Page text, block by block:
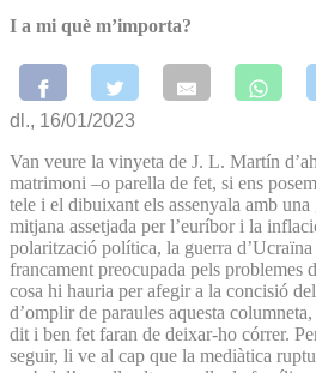
I a mi què m’importa?
dl., 16/01/2023
Van veure la vinyeta de J. L. Martín
matrimoni –o parella de fet, si ens
tele i el dibuixant els assenyala amb
mitjana assetjada per l’euríbor i la
polarització política, la guerra
francament preocupada pels problemes
cosa hi hauria per afegir a la concisió
d’omplir de paraules aquesta
dit i ben fet faran de deixar-ho córrer.
seguir, li ve al cap que la mediàtica